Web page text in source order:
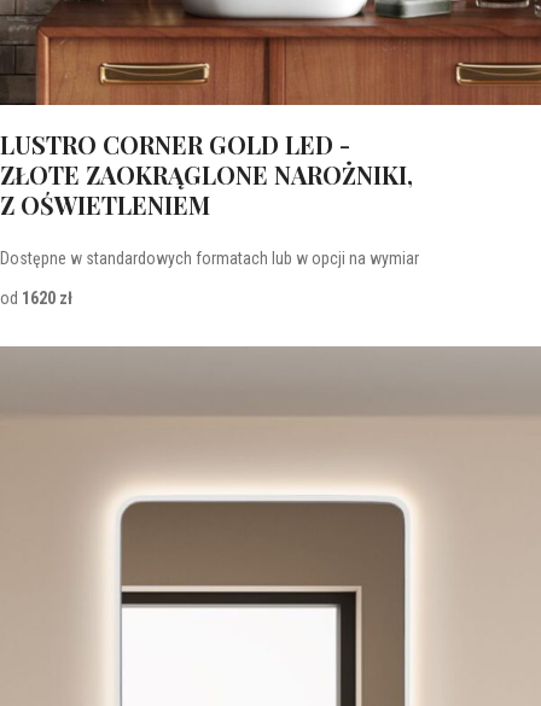
LUSTRO CORNER GOLD LED -
ZŁOTE ZAOKRĄGLONE NAROŻNIKI,
Z OŚWIETLENIEM
Dostępne w standardowych formatach lub w opcji na wymiar
od 1620 zł